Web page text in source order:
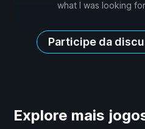
what I was looking
Participe da
Explore mais